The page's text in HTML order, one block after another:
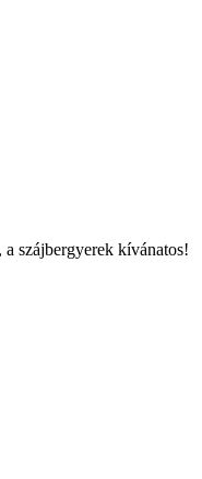
szájbergyerek kívánatos!